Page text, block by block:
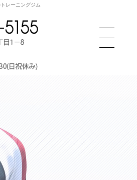
レーニングジム